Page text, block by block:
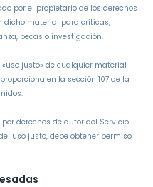
por el propietario de los derechos
dicho material para críticas,
becas o investigación.
justo» de cualquier material
en la sección 107 de la
derechos de autor del Servicio
uso justo, debe obtener permiso